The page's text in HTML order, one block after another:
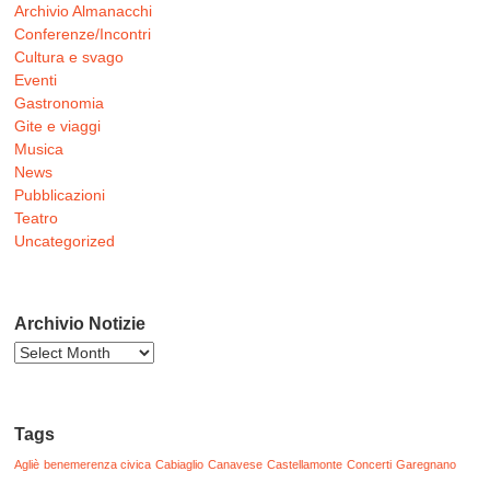
Archivio Almanacchi
Conferenze/Incontri
Cultura e svago
Eventi
Gastronomia
Gite e viaggi
Musica
News
Pubblicazioni
Teatro
Uncategorized
Archivio Notizie
Archivio
Tags
Agliè benemerenza civica Cabiaglio Canavese Castellamonte Concerti Garegnano